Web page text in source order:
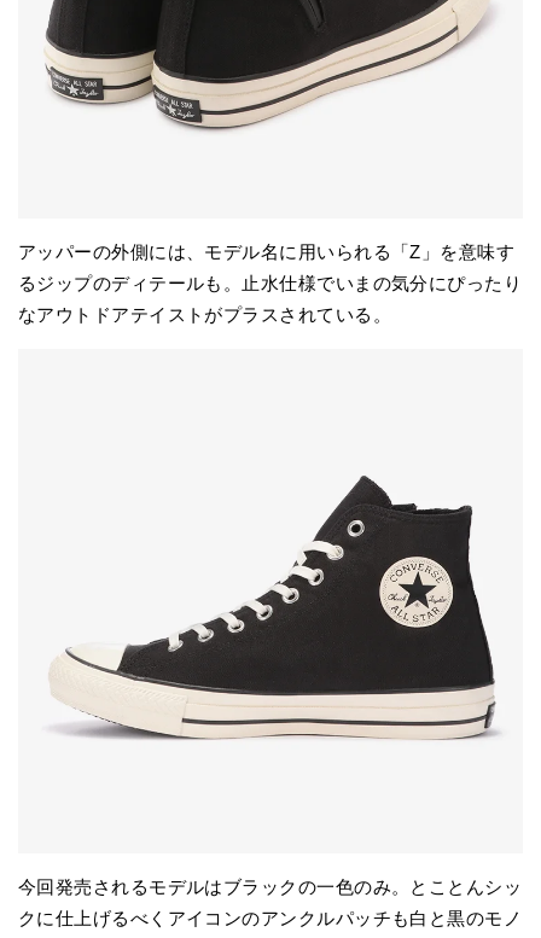
アッパーの外側には、モデル名に用いられる「Z」を意味す
るジップのディテールも。止水仕様でいまの気分にぴったり
なアウトドアテイストがプラスされている。
今回発売されるモデルはブラックの一色のみ。とことんシッ
クに仕上げるべくアイコンのアンクルパッチも白と黒のモノ